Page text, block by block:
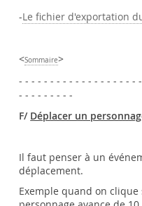
-Le fichier d'exportation
<Sommaire>
- - - - - - - - - - - - - - - - - - -
- - - - - - - - -
F/ Déplacer un
Il faut penser à un
déplacement.
Exemple quand on